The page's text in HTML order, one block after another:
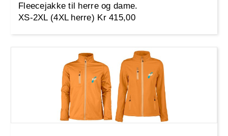
Fleecejakke til herre og dame.
XS-2XL (4XL herre) Kr 415,00